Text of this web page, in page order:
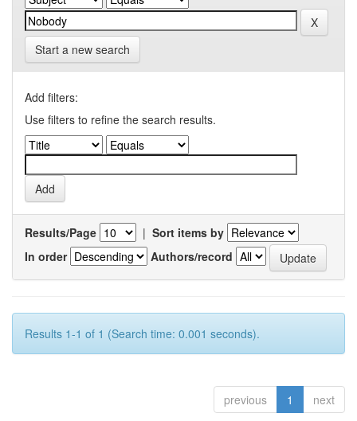
Start a new search
Add filters:
Use filters to refine the search results.
Results/Page | Sort items by
In order
Authors/record
Results 1-1 of 1 (Search time: 0.001 seconds).
previous 1 next